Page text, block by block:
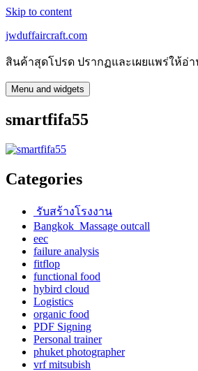
Skip to content
jwduffaircraft.com
สินค้าสุดโปรด ปรากฏและเผยแพร่ให้อ่
Menu and widgets
smartfifa55
Categories
รับสร้างโรงงาน
Bangkok Massage outcall
eec
failure analysis
fitflop
functional food
hybird cloud
Logistics
organic food
PDF Signing
Personal trainer
phuket photographer
vrf mitsubish